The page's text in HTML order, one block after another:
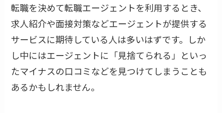
転職を決めて転職エージェントを利用するとき、
求人紹介や面接対策などエージェントが提供する
サービスに期待している人は多いはずです。しか
し中にはエージェントに「見捨てられる」といっ
たマイナスの口コミなどを見つけてしまうことも
あるかもしれません。